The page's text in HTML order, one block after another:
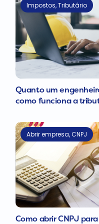
Impostos,Tributário
Quanto um
como funciona a
Abrir empresa,CNPJ
Como abrir CNPJ